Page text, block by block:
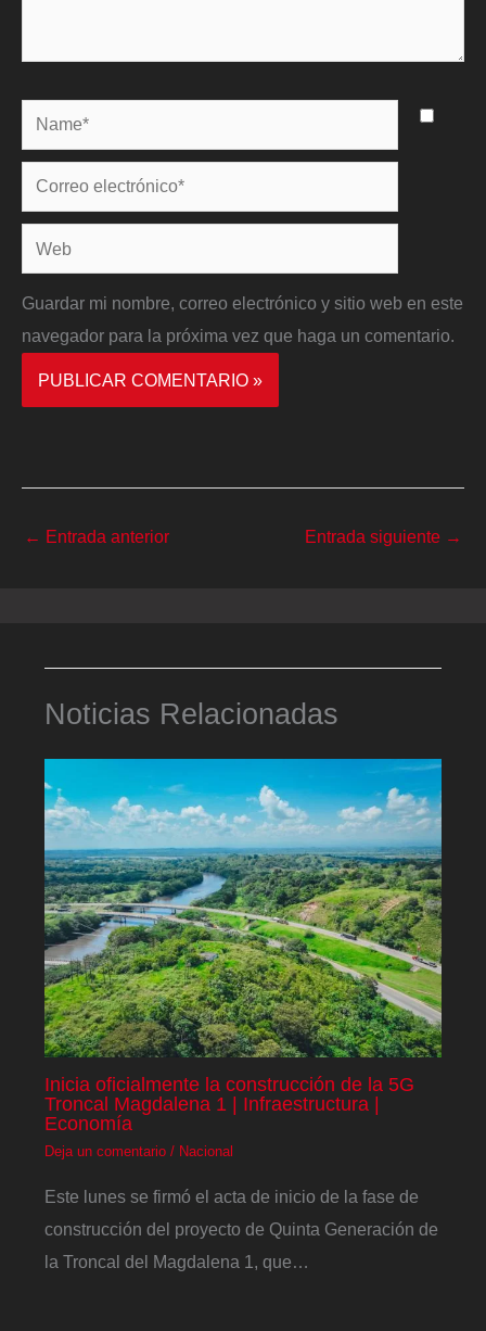
Name*
Correo
electrónico*
Web
Guardar mi nombre, correo electrónico y sitio web en este
navegador para la próxima vez que haga un comentario.
← Entrada anterior Entrada siguiente →
Noticias Relacionadas
Inicia oficialmente la construcción de la 5G
Troncal Magdalena 1 | Infraestructura |
Economía
Deja un comentario / Nacional
Este lunes se firmó el acta de inicio de la fase de
construcción del proyecto de Quinta Generación de
la Troncal del Magdalena 1, que…